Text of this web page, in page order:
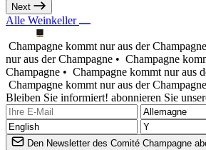
Next
Alle Weinkeller
Champagne kommt nur aus der
nur aus der Champagne • Champagne
Champagne • Champagne kommt nur aus
Champagne kommt nur aus der
Bleiben Sie informiert! abonnieren Sie
Den Newsletter des Comité Champagne